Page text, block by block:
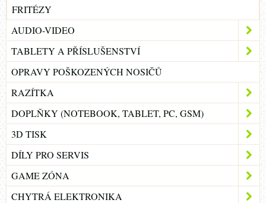
FRITÉZY
AUDIO-VIDEO
TABLETY A PŘÍSLUŠENSTVÍ
OPRAVY POŠKOZENÝCH NOSIČŮ
RAZÍTKA
DOPLŇKY (NOTEBOOK, TABLET, PC, GSM)
3D TISK
DÍLY PRO SERVIS
GAME ZÓNA
CHYTRÁ ELEKTRONIKA